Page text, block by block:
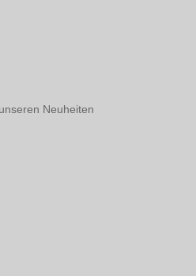
Neuheiten